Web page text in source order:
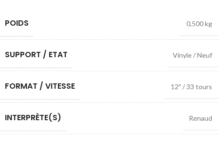
POIDS 0,500 kg
SUPPORT / ETAT Vinyle / Neuf
FORMAT / VITESSE 12″ / 33 tours
INTERPRÈTE(S) Renaud